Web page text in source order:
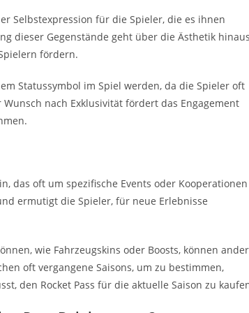
Selbstexpression für die Spieler, die es ihnen
dieser Gegenstände geht über die Ästhetik
fördern.
Statussymbol im Spiel werden, da die Spieler oft
nach Exklusivität fördert das Engagement
das oft um spezifische Events oder Kooperationen
ermutigt die Spieler, für neue Erlebnisse
wie Fahrzeugskins oder Boosts, können
oft vergangene Saisons, um zu bestimmen,
den Rocket Pass für die aktuelle Saison zu